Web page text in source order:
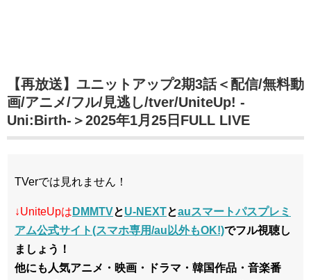
【再放送】ユニットアップ2期3話＜配信/無料動
画/アニメ/フル/見逃し/tver/UniteUp! -
Uni:Birth-＞2025年1月25日FULL LIVE
TVerでは見れません！
↓UniteUpは DMMTVとU-NEXTとauスマートパスプレミ
アム公式サイト(スマホ専用/au以外もOK!)でフル視聴し
ましょう！
他にも人気アニメ・映画・ドラマ・韓国作品・音楽番